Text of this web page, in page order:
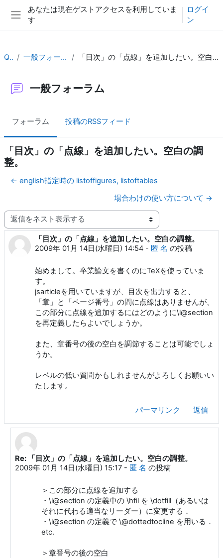
メインコンテンツへスキップする
サイドパネル
あなたは現在ゲストアクセスを利用していま
す
ログイ
ン
QA 一般フォーラム 「目次」の「点線」を追加したい。空白の調整。
一般フォーラム
フォーラム 投稿のRSSフィード
「目次」の「点線」を追加したい。空白の調
整。
← english指定時の listoffigures, listoftables
場合わけの使い方について →
表示モード
「目次」の「点線」を追加したい。空白の調整。
2009年 01月 14日(水曜日) 14:54 - 匿 名 の投稿
返信数: 7
始めまして。卒業論文を書くのにTeXを使っていま
す。
jsarticleを用いていますが、目次を出力すると、
「章」と「ページ番号」の間に点線はありませんが、
この部分に点線を追加するにはどのように\l@section
を再定義したらよいでしょうか。
また、章番号の後の空白を調節することは可能でしょ
うか。
レベルの低い質問かもしれませんがよろしくお願いい
たします。
パーマリンク 返信
匿 名 への返信
Re: 「目次」の「点線」を追加したい。空白の調整。
2009年 01月 14日(水曜日) 15:17- 匿 名 の投稿
＞この部分に点線を追加する
・\l@section の定義中の \hfil を \dotfill（あるいは
それに代わる適当なリーダー）に変更する．
・\l@section の定義で \@dottedtocline を用いる．
etc.
＞章番号の後の空白